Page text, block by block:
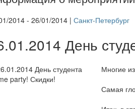
2014 - 26/01/2014 | Санкт-Петербург
День
Многие
Самая